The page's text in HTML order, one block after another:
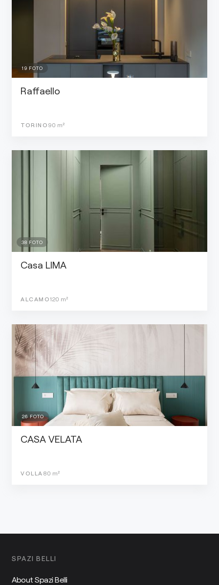
19 FOTO
Raffaello
TORINO 90 m²
38 FOTO
Casa LIMA
ALCAMO120 m²
26 FOTO
CASA VELATA
VOLLA 80 m²
SPAZI BELLI
About Spazi Belli